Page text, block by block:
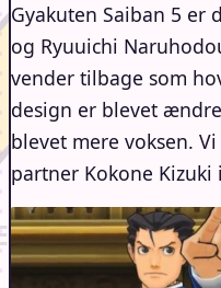
Gyakuten Saiban 5 er
og Ryuuichi
vender tilbage som
design er blevet
blevet mere voksen.
partner Kokone Kizuki